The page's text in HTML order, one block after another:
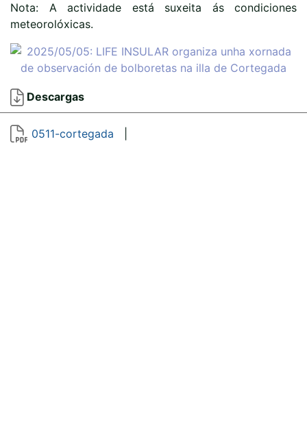
Nota: A actividade está suxeita ás condiciones
meteorolóxicas.
Descargas
0511-cortegada